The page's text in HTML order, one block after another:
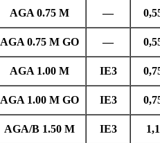
AGA 0.75 M —
AGA 0.75 M GO —
AGA 1.00 M IE3
AGA 1.00 M GO IE3
AGA/B 1.50 M IE3 1,1